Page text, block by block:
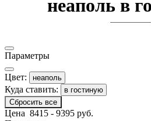
неаполь в
Параметры
Цвeт: неаполь
Куда ставить:
в гостиную
Сбросить все
Цена 8415 - 9395 руб.